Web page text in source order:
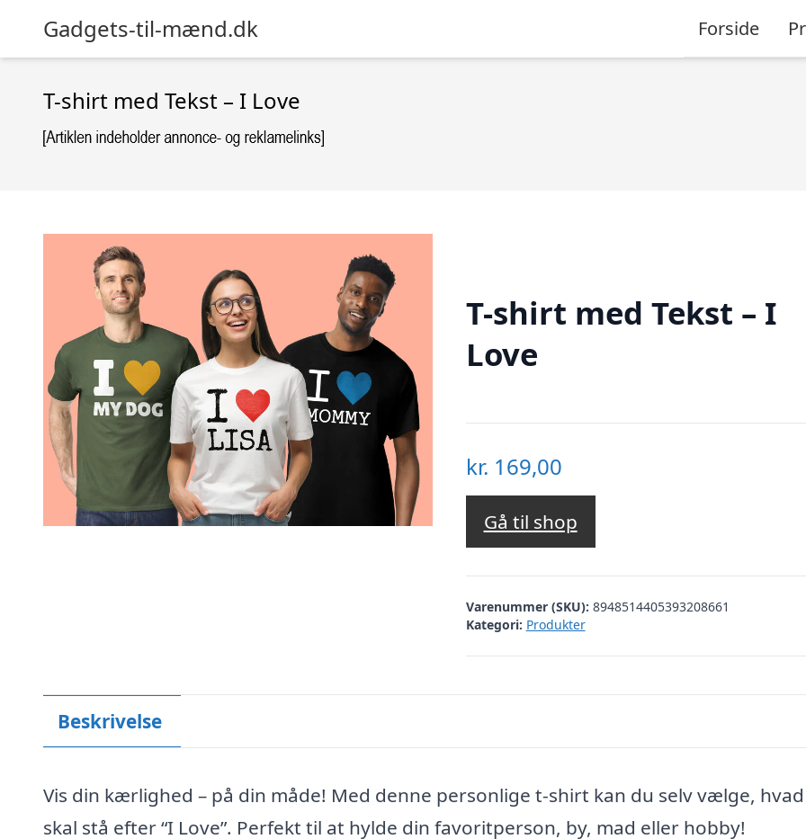
Gadgets-til-mænd.dk Forside
T-shirt med Tekst – I Love
T-shirt med Tekst – I
Love
kr. 169,00
Gå til shop
Varenummer (SKU): 8948514405393208661
Kategori: Produkter
Beskrivelse
Vis din kærlighed – på din måde! Med denne personlige t-shirt kan du selv vælge,
skal stå efter “I Love”. Perfekt til at hylde din favoritperson, by, mad eller hobby!